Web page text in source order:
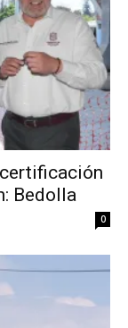
Bedolla
0